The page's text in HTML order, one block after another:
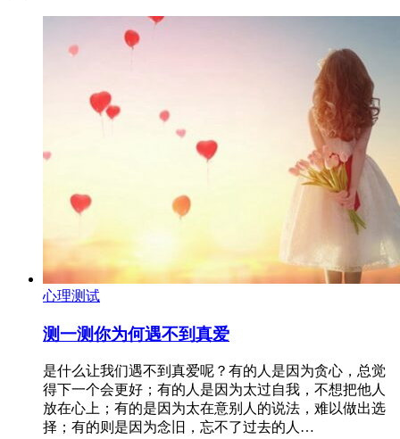
心理测试
测一测你为何遇不到真爱
是什么让我们遇不到真爱呢？有的人是因为贪心，总觉
得下一个会更好；有的人是因为太过自我，不想把他人
放在心上；有的是因为太在意别人的说法，难以做出选
择；有的则是因为念旧，忘不了过去的人…